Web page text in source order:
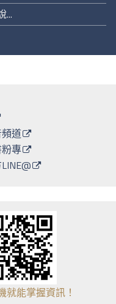
...
道
專
就能掌握資訊！